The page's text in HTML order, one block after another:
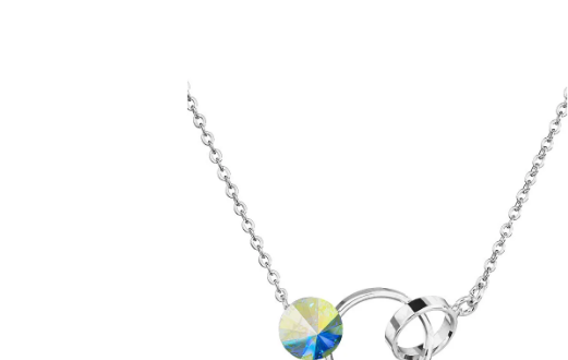
NÁHRDELNÍK KOLEČKO A HRUŠKY
MONTANA SWAROVSKI
SWAROVSKI
490 Kč
Původně: